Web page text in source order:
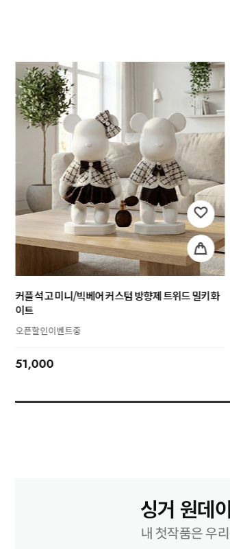
턴/DIY/완제품 택] 초보자도 가능한 북커버 만들기
물하기 완제품 포장가능
만들기동영상 제공